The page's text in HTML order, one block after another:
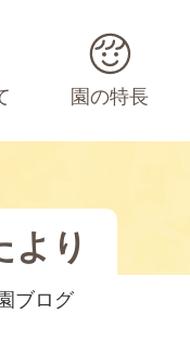
園の特長
より
ブログ